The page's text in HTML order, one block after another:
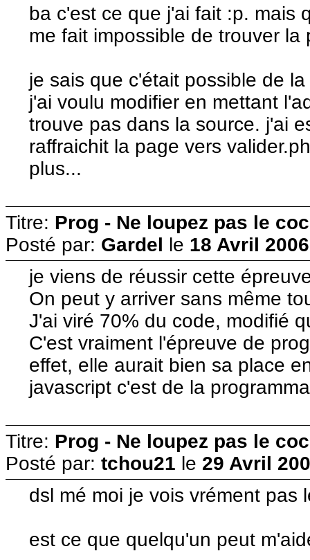
ba c'est ce que j'ai fait :p. mais
me fait impossible de trouver
je sais que c'était possible de
j'ai voulu modifier en mettant
trouve pas dans la source. j'ai
raffraichit la page vers
plus...
Titre: Prog - Ne loupez pas le
Posté par: Gardel le 18 Avril
je viens de réussir cette
On peut y arriver sans même
J'ai viré 70% du code, modifié
C'est vraiment l'épreuve de
effet, elle aurait bien sa place
javascript c'est de la
Titre: Prog - Ne loupez pas le
Posté par: tchou21 le 29 Avril
dsl mé moi je vois vrément pas
est ce que quelqu'un peut